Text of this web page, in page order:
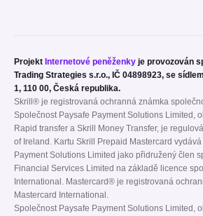
Projekt Internetové peněženky je provozován
Trading Strategies s.r.o., IČ 04898923, se
1, 110 00, Česká republika.
Skrill® je registrovaná ochranná známka
Společnost Paysafe Payment Solutions Limited,
Rapid transfer a Skrill Money Transfer, je
of Ireland. Kartu Skrill Prepaid Mastercard
Payment Solutions Limited jako přidružený člen
Financial Services Limited na základě licence
International. Mastercard® je registrovaná
Mastercard International.
Společnost Paysafe Payment Solutions Limited,